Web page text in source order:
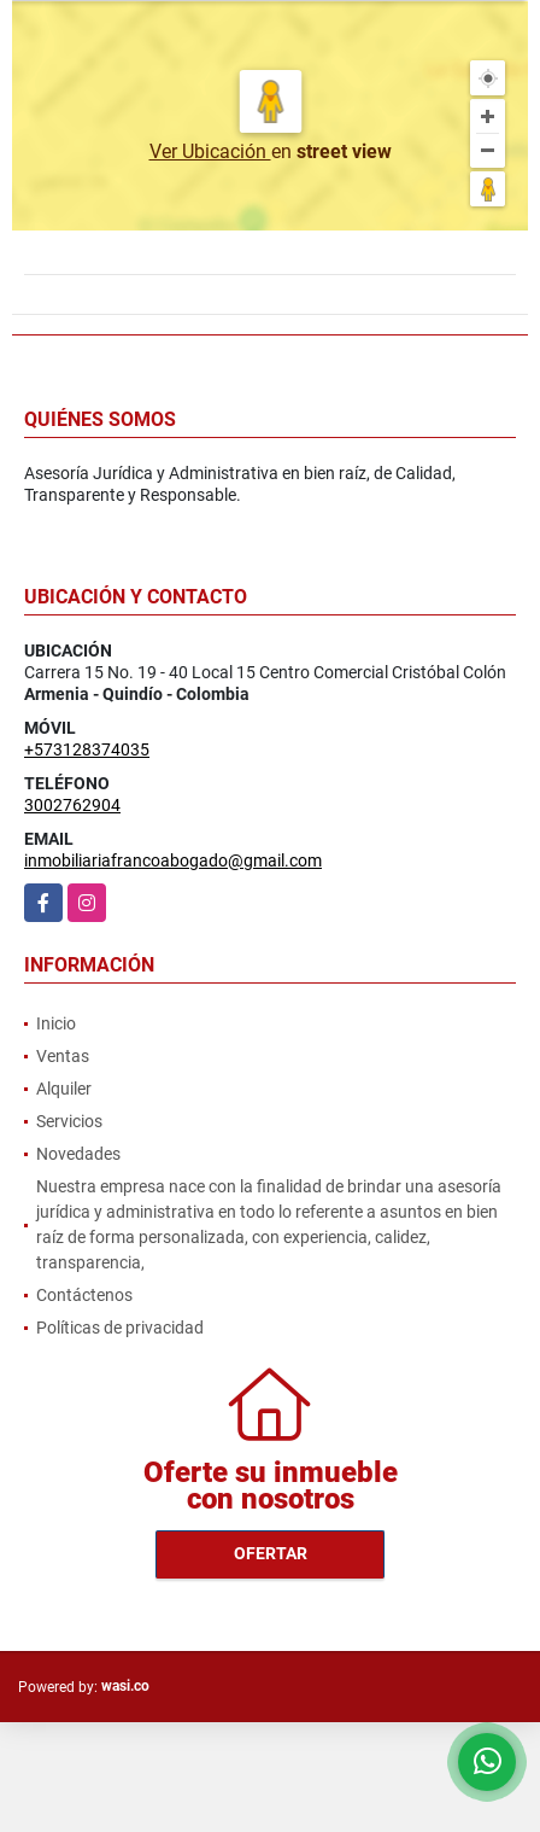
Ver Ubicación en street view
QUIÉNES SOMOS
Asesoría Jurídica y Administrativa en bien raíz, de Calidad,
Transparente y Responsable.
UBICACIÓN Y CONTACTO
UBICACIÓN
Carrera 15 No. 19 - 40 Local 15 Centro Comercial Cristóbal Colón
Armenia - Quindío - Colombia
MÓVIL
+573128374035
TELÉFONO
3002762904
EMAIL
inmobiliariafrancoabogado@gmail.com
FacebookInstagram
INFORMACIÓN
Inicio
Ventas
Alquiler
Servicios
Novedades
Nuestra empresa nace con la finalidad de brindar una asesoría
jurídica y administrativa en todo lo referente a asuntos en bien
raíz de forma personalizada, con experiencia, calidez,
transparencia,
Contáctenos
Políticas de privacidad
Oferte su inmueble
con nosotros
OFERTAR
Powered by: wasi.co